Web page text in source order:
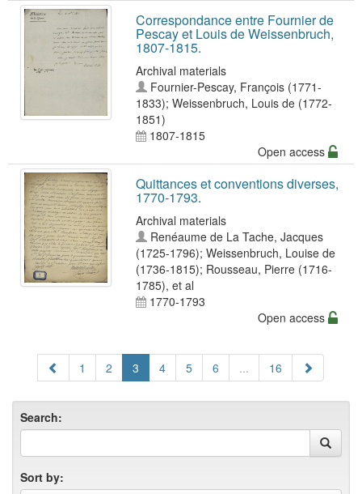
Correspondance entre Fournier de
Pescay et Louis de Weissenbruch,
1807-1815.
Archival materials
Fournier-Pescay, François (1771-
1833); Weissenbruch, Louis de (1772-
1851)
1807-1815
Open access
Quittances et conventions diverses,
1770-1793.
Archival materials
Renéaume de La Tache, Jacques
(1725-1796); Weissenbruch, Louise de
(1736-1815); Rousseau, Pierre (1716-
1785), et al
1770-1793
Open access
1 2 3 4 5 6 ... 16
Search:
Sort by: